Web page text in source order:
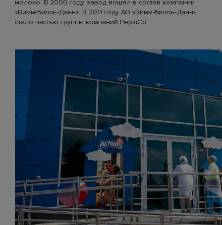
молоко. В 2000 году завод вошел в состав компании
«Вимм-Билль-Данн». В 2011 году АО «Вимм-Билль-Данн»
стало частью группы компаний PepsiCo.